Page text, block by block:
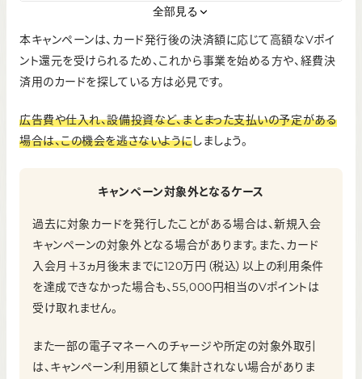
①公式サイトからビジネスオーナーズ ゴールドを申し込む
②カード発行後、カード入会月＋3ヵ月後末までに120万円以
上利用する
③最大55,000円相当のVポイントを受け取る
キャンペーン期間
特典付与のタイミング
カード入会月＋5ヵ月後末頃まで
全部見る
本キャンペーンは、カード発行後の決済額に応じて高額なVポイ
ント還元を受けられるため、これから事業を始める方や、経費決
済用のカードを探している方は必見です。
広告費や仕入れ、設備投資など、まとまった支払いの予定がある
場合は、この機会を逃さないようにしましょう。
キャンペーン対象外となるケース
過去に対象カードを発行したことがある場合は、新規入会
キャンペーンの対象外となる場合があります。また、カード
入会月＋3ヵ月後末までに120万円（税込）以上の利用条件
を達成できなかった場合も、55,000円相当のVポイントは
受け取れません。
また一部の電子マネーへのチャージや所定の対象外取引
は、キャンペーン利用額として集計されない場合がありま